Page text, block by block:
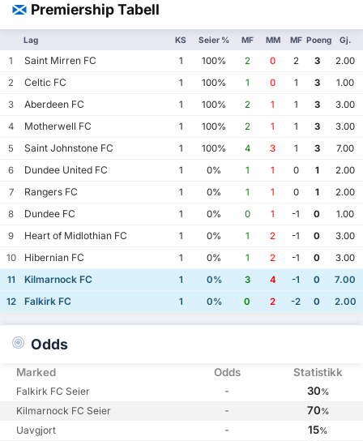
Premiership Tabell
Lag KS Seier % MF MM MF Poeng Gj.
1 Saint Mirren FC 1 100% 2 0 2 3
2.00
2
Celtic FC 1 100% 1 0 1 3
1.00
3
Aberdeen FC 1 100% 2 1 1 3
3.00
4
Motherwell FC 1 100% 2 1 1 3
3.00
5
Saint Johnstone FC 1 100% 4 3 1 3
7.00
6
Dundee United FC 1 0% 1 1 0 1
2.00
7
Rangers FC 1 0% 1 1 0 1
2.00
8
Dundee FC 1 0% 0 1 -1 0
1.00
9
Heart of Midlothian FC 1 0% 1 2 -1 0
3.00
10
Hibernian FC 1 0% 1 2 -1 0
3.00
11
Kilmarnock FC 1 0% 3 4 -1 0
7.00
12
Falkirk FC 1 0% 0 2 -2 0 2.00
Odds
Marked Odds Statistikk
Falkirk FC Seier - 30%
Kilmarnock FC Seier - 70%
Uavgjort - 15%